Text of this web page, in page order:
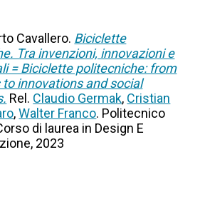
Cavallero. Biciclette
Tra invenzioni, innovazioni e
= Biciclette politecniche: from
innovations and social
Rel. Claudio Germak, Cristian
,Walter Franco. Politecnico
di laurea in Design E
2023